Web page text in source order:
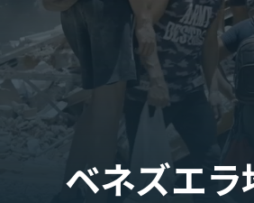
ベネズエ